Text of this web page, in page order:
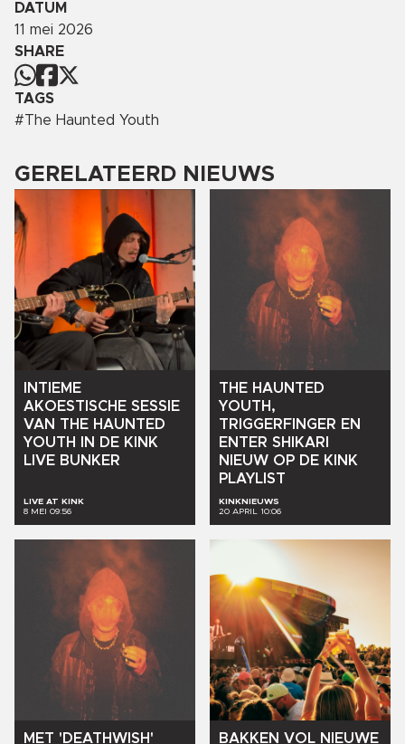
DATUM
11 mei 2026
SHARE
TAGS
#The Haunted Youth
GERELATEERD NIEUWS
INTIEME
AKOESTISCHE SESSIE
VAN THE HAUNTED
YOUTH
IN DE KINK
LIVE BUNKER
LIVE AT KINK
8 MEI 09:56
THE HAUNTED
YOUTH,
TRIGGERFINGER EN
ENTER SHIKARI
NIEUW OP DE KINK
PLAYLIST
KINKNIEUWS
20 APRIL 10:06
MET 'DEATHWISH'
BAKKEN VOL NIEUWE